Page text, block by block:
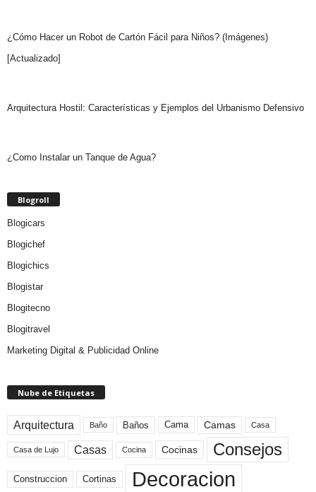
¿Cómo Hacer un Robot de Cartón Fácil para Niños? (Imágenes)
[Actualizado]
Arquitectura Hostil: Características y Ejemplos del Urbanismo Defensivo
¿Como Instalar un Tanque de Agua?
Blogroll
Blogicars
Blogichef
Blogichics
Blogistar
Blogitecno
Blogitravel
Marketing Digital & Publicidad Online
Nube de Etiquetas
Arquitectura Baño Baños Cama Camas Casa
Casa de Lujo Casas Cocina Cocinas Consejos
Construccion Cortinas Decoracion